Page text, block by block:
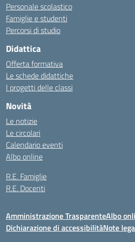
Personale scolastico
Famiglie e studenti
Percorsi di studio
Didattica
Offerta formativa
Le schede didattiche
I progetti delle classi
Novità
Le notizie
Le circolari
Calendario eventi
Albo online
R.E. Famiglie
R.E. Docenti
Amministrazione TrasparenteAlbo
Dichiarazione di accessibilitàNote